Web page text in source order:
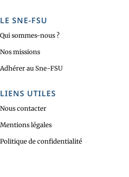
LE SNE-FSU
Qui sommes-nous ?
Nos missions
Adhérer au Sne-FSU
LIENS UTILES
Nous contacter
Mentions légales
Politique de confidentialité